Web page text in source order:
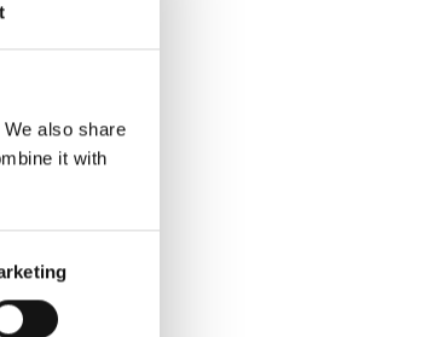
also share
it with